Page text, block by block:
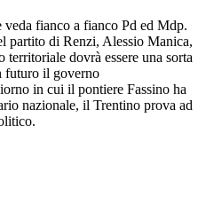
fianco a fianco Pd ed Mdp.
partito di Renzi, Alessio Manica,
territoriale dovrà essere una sorta
futuro il governo
in cui il pontiere Fassino ha
nazionale, il Trentino prova ad